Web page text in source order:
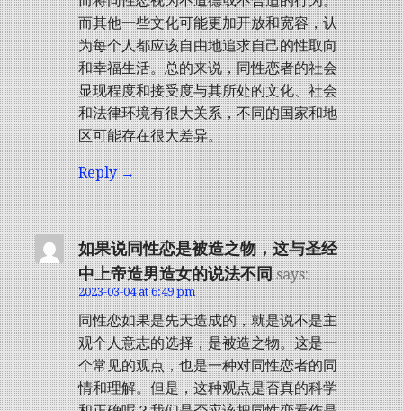
而其他一些文化可能更加开放和宽容，认
为每个人都应该自由地追求自己的性取向
和幸福生活。总的来说，同性恋者的社会
显现程度和接受度与其所处的文化、社会
和法律环境有很大关系，不同的国家和地
区可能存在很大差异。
Reply
如果说同性恋是被造之物，这与圣经
中上帝造男造女的说法不同 says:
2023-03-04 at 6:49 pm
同性恋如果是先天造成的，就是说不是主
观个人意志的选择，是被造之物。这是一
个常见的观点，也是一种对同性恋者的同
情和理解。但是，这种观点是否真的科学